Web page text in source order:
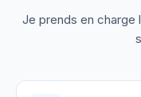
Je prends en charge